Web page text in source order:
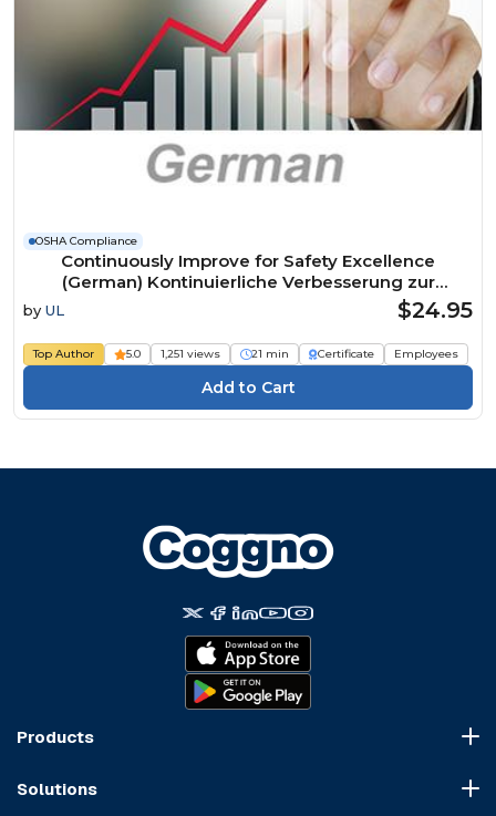
OSHA Compliance
Continuously Improve for Safety Excellence
(German) Kontinuierliche Verbesserung zur
Erreichung der Exzellenz in Sachen Sicherheit
by UL $24.95
Top Author 5.0 1,251 views 21 min Certificate Employees
Products
Solutions